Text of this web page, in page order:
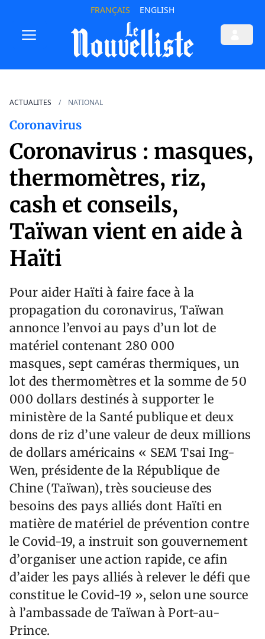
FRANÇAIS ENGLISH
ACTUALITES NATIONAL
Coronavirus
Coronavirus : masques,
thermomètres, riz,
cash et conseils,
Taïwan vient en aide à
Haïti
Pour aider Haïti à faire face à la
propagation du coronavirus, Taïwan
annonce l’envoi au pays d’un lot de
matériel contenant 280 000
masques, sept caméras thermiques, un
lot des thermomètres et la somme de 50
000 dollars destinés à supporter le
ministère de la Santé publique et deux
dons de riz d’une valeur de deux millions
de dollars américains « SEM Tsai Ing-
Wen, présidente de la République de
Chine (Taïwan), très soucieuse des
besoins des pays alliés dont Haïti en
matière de matériel de prévention contre
le Covid-19, a instruit son gouvernement
d’organiser une action rapide, ce afin
d’aider les pays alliés à relever le défi que
constitue le Covid-19 », selon une source
à l’ambassade de Taïwan à Port-au-
Prince.